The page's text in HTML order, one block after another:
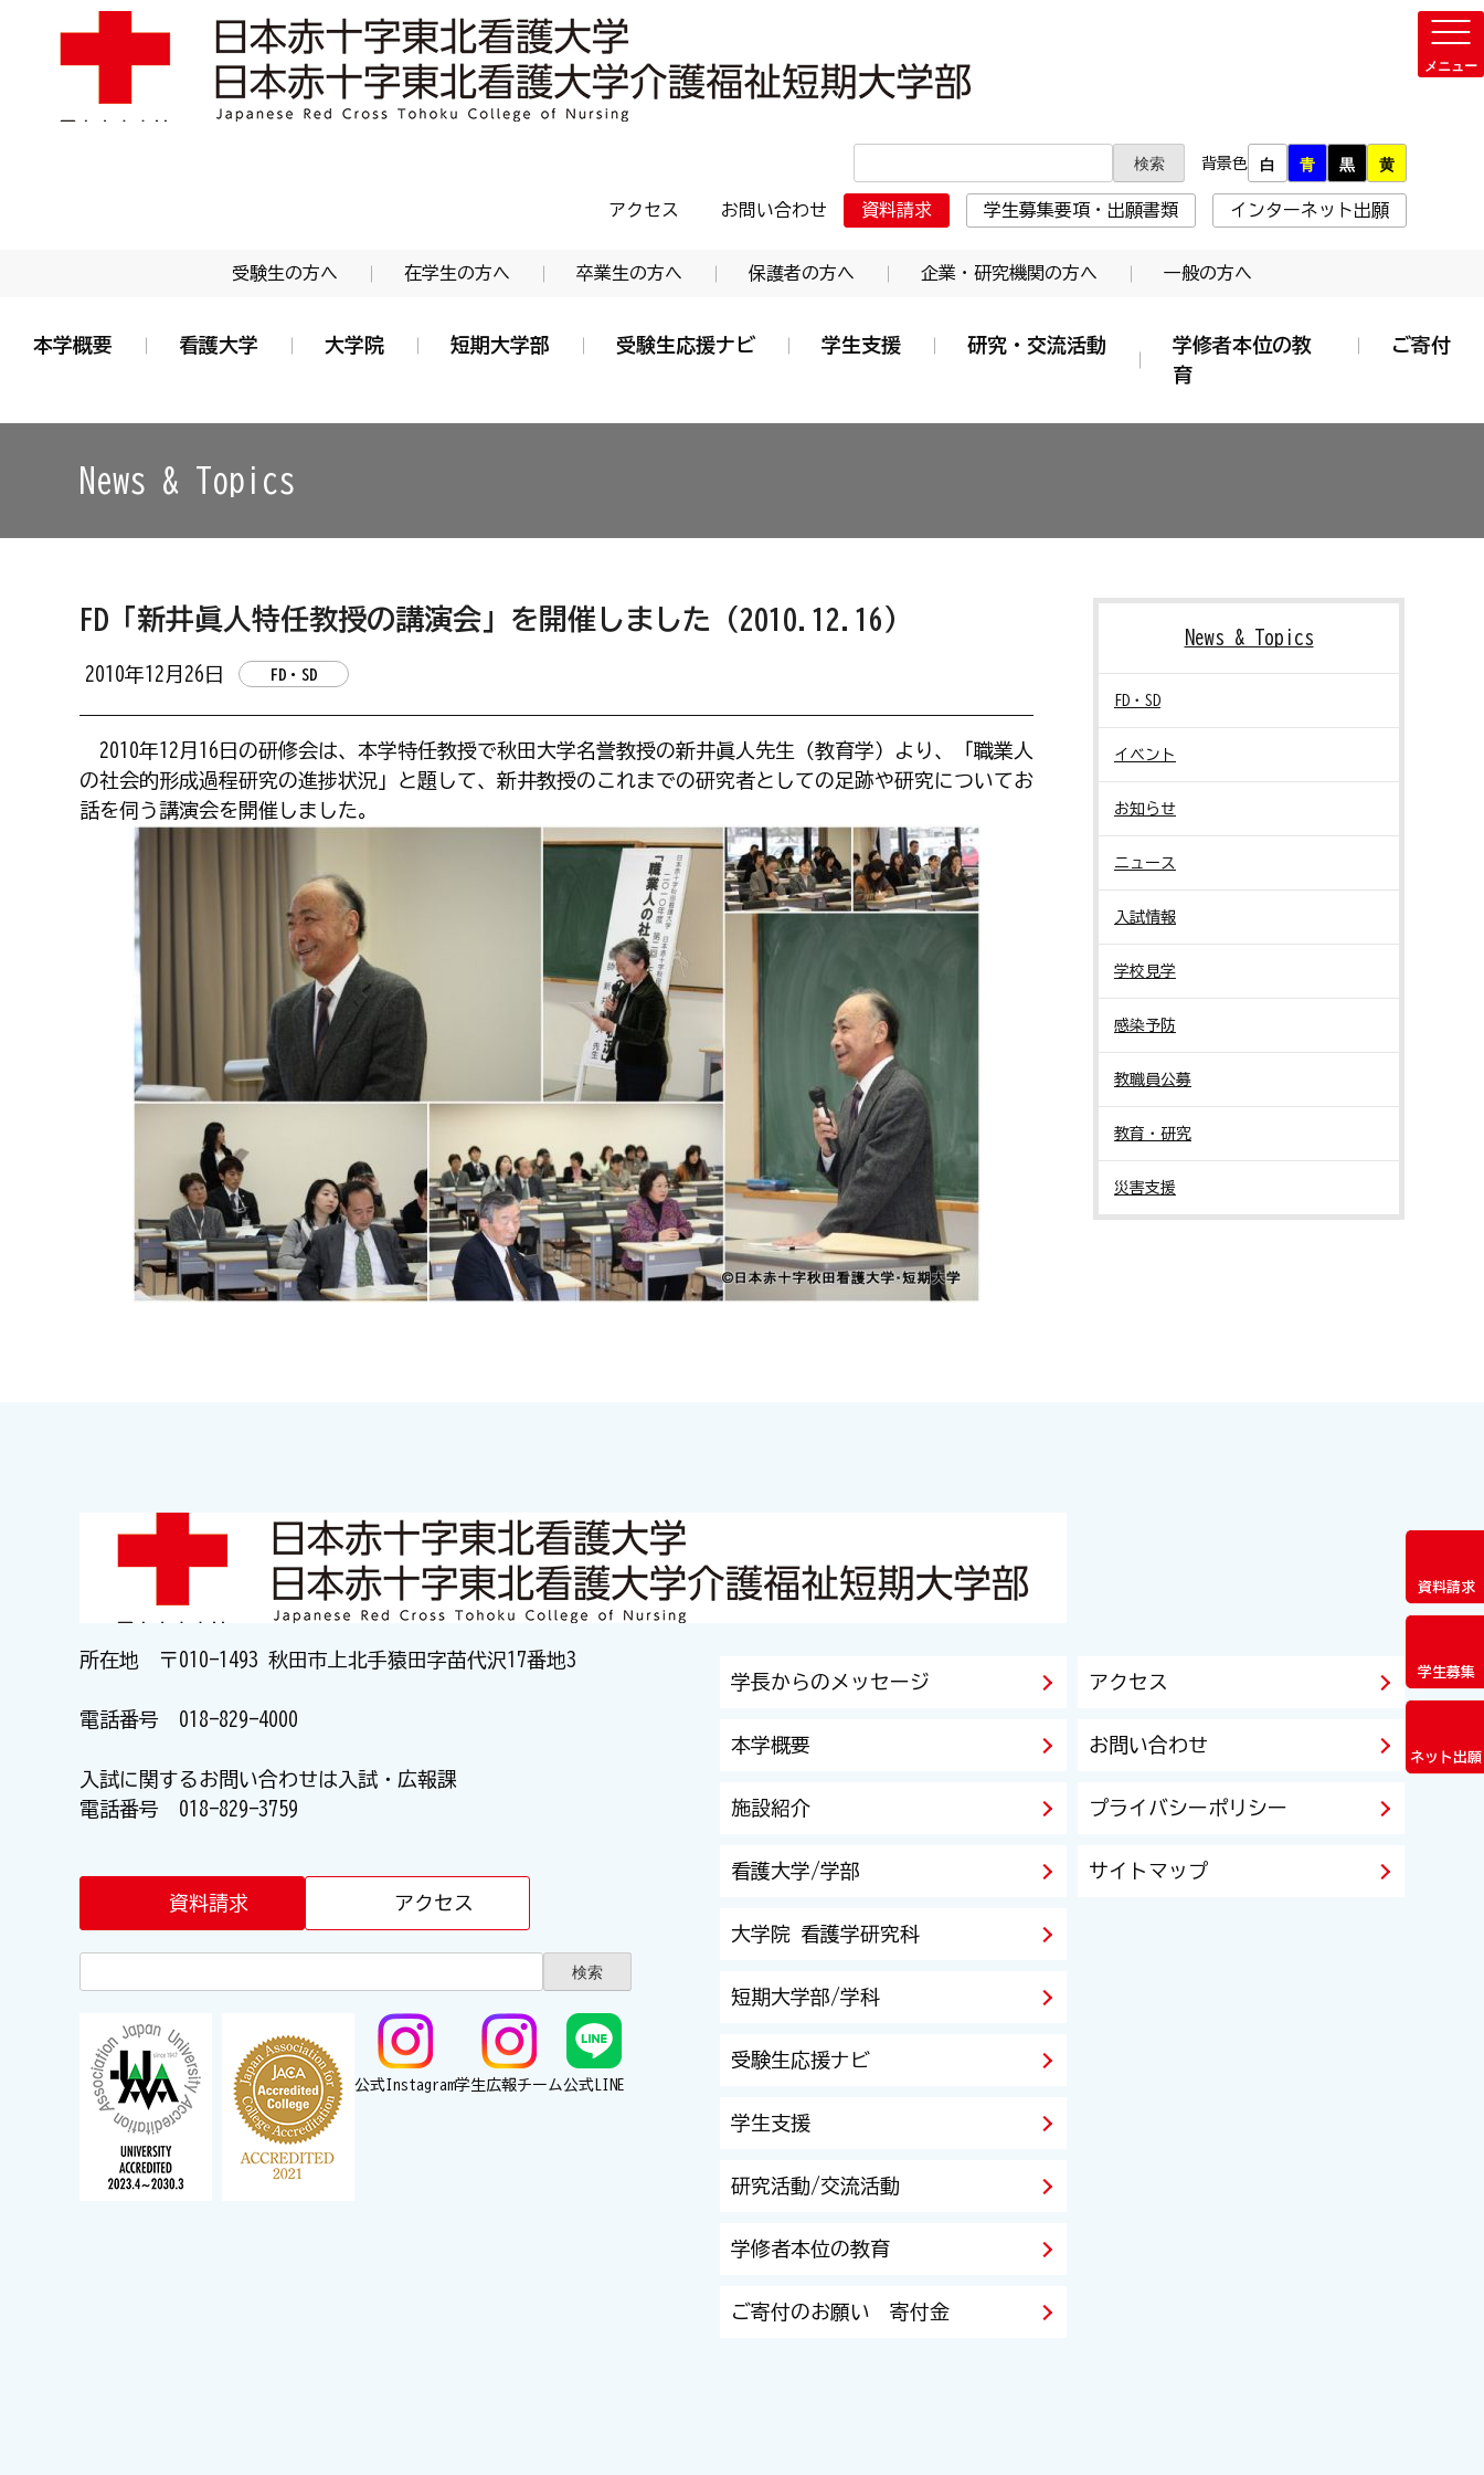
学校法人 日本赤十字学園 日本赤十字東北看護大学・日本赤十字東北看護大学介護福祉短期大学部
背景色 白 青 黒 黄
アクセス お問い合わせ 資料請求 学生募集要項・出願書類 インターネット出願
受験生の方へ 在学生の方へ 卒業生の方へ 保護者の方へ 企業・研究機関の方へ 一般の方へ
本学概要 看護大学 大学院 短期大学部 受験生応援ナビ 学生支援 研究・交流活動
学修者本位の教
育
ご寄付
資料請求
学生募集
ネット出願
News & Topics
FD「新井眞人特任教授の講演会」を開催しました（2010.12.16）
2010年12月26日 FD・SD
2010年12月16日の研修会は、本学特任教授で秋田大学名誉教授の新井眞人先生（教育学）より、「職業人
の社会的形成過程研究の進捗状況」と題して、新井教授のこれまでの研究者としての足跡や研究についてお
話を伺う講演会を開催しました。
News & Topics
FD・SD
イベント
お知らせ
ニュース
入試情報
学校見学
感染予防
教職員公募
教育・研究
災害支援
所在地 〒010-1493 秋田市上北手猿田字苗代沢17番地3
電話番号 018-829-4000
入試に関するお問い合わせは入試・広報課
電話番号 018-829-3759
資料請求 アクセス
公式Instagram学生広報チーム公式LINE
学長からのメッセージ
本学概要
施設紹介
看護大学/学部
大学院 看護学研究科
短期大学部/学科
受験生応援ナビ
学生支援
研究活動/交流活動
学修者本位の教育
ご寄付のお願い 寄付金
アクセス
お問い合わせ
プライバシーポリシー
サイトマップ